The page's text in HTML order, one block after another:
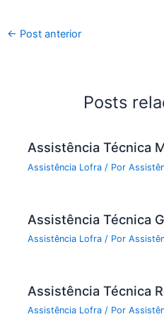
← Post anterior
Posts
Assistência Técnica
Assistência Lofra / Por
Assistência Técnica
Assistência Lofra / Por
Assistência Técnica
Assistência Lofra / Por